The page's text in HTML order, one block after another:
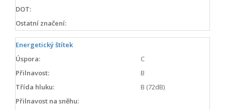
DOT:
Ostatní značení:
Energetický štítek
Úspora:
C
Přilnavost:
B
Třída hluku:
B (72dB)
Přilnavost na sněhu: